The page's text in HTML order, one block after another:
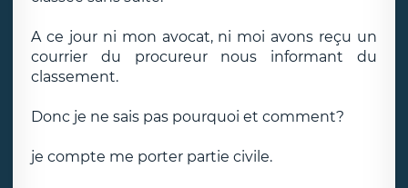
A ce jour ni mon avocat, ni moi avons reçu un
courrier du procureur nous informant du
classement.
Donc je ne sais pas pourquoi et comment?
je compte me porter partie civile.